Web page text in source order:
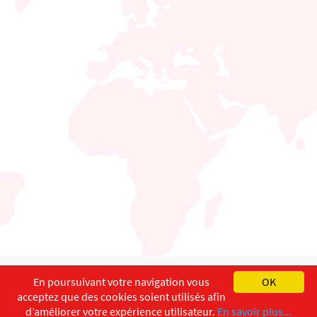
English Français
Copyright ©ISEC-AdW Impressum
OK
En poursuivant votre navigation vous
acceptez que des cookies soient utilisés afin
d’améliorer votre expérience utilisateur. En savoir plus...